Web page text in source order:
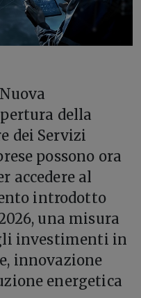
della
dei Servizi
possono ora
accedere al
introdotto
una misura
investimenti in
innovazione
energetica